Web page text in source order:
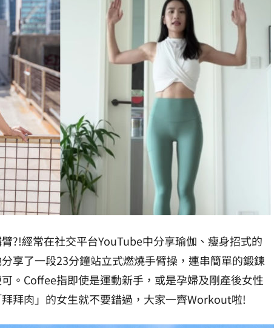
?!經常在社交平台YouTube中分享瑜伽、瘦身招式的
享了一段23分鐘站立式燃燒手臂操，連串簡單的鍛鍊
。Coffee指即使是運動新手，或是孕婦及剛產後女性
拜肉」的女生就不要錯過，大家一齊Workout啦!